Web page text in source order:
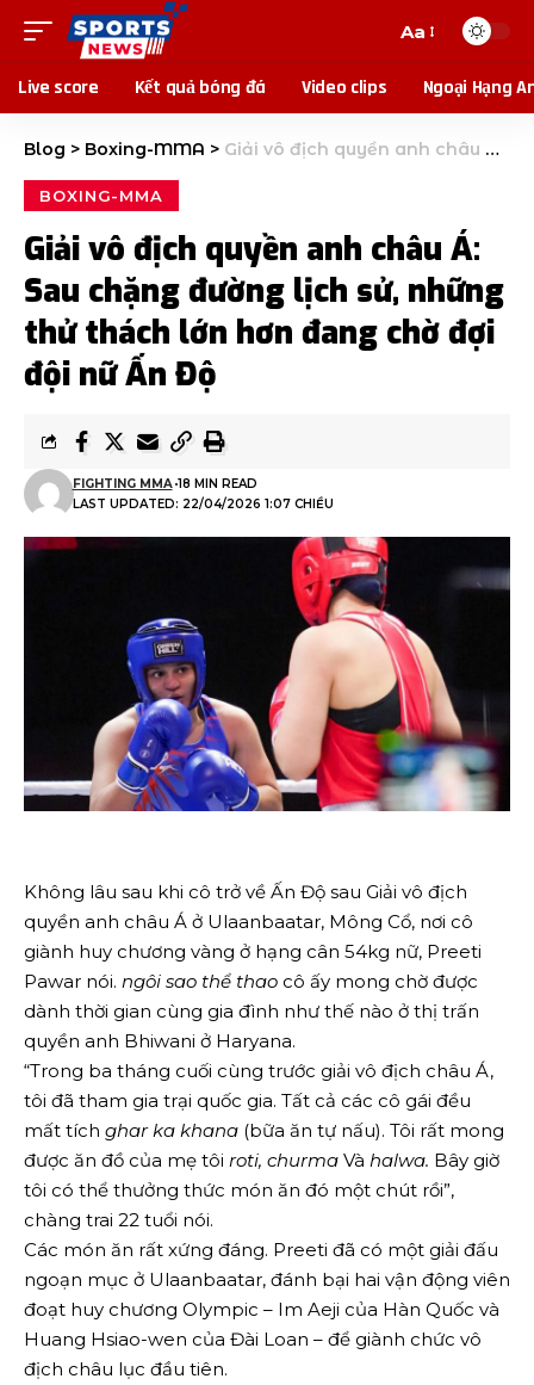
Aa
Live score Kết quả bóng đá Video clips Ngoại Hạng
Blog > Boxing-MMA > Giải vô địch quyền anh châu Á: Sau chặng đường lịch sử, những thử thách lớn hơn đang chờ đợi đội nữ Ấn Độ
BOXING-MMA
Giải vô địch quyền anh châu Á:
Sau chặng đường lịch sử, những
thử thách lớn hơn đang chờ đợi
đội nữ Ấn Độ
LAST UPDATED: 22/04/2026 1:07 CHIỀU
FIGHTING MMA 18 MIN READ
Không lâu sau khi cô trở về Ấn Độ sau Giải vô địch
quyền anh châu Á ở Ulaanbaatar, Mông Cổ, nơi cô
giành huy chương vàng ở hạng cân 54kg nữ, Preeti
Pawar nói. ngôi sao thể thao cô ấy mong chờ được
dành thời gian cùng gia đình như thế nào ở thị trấn
quyền anh Bhiwani ở Haryana.
“Trong ba tháng cuối cùng trước giải vô địch châu Á,
tôi đã tham gia trại quốc gia. Tất cả các cô gái đều
mất tích ghar ka khana (bữa ăn tự nấu). Tôi rất mong
được ăn đồ của mẹ tôi roti, churma Và halwa. Bây giờ
tôi có thể thưởng thức món ăn đó một chút rồi”,
chàng trai 22 tuổi nói.
Các món ăn rất xứng đáng. Preeti đã có một giải đấu
ngoạn mục ở Ulaanbaatar, đánh bại hai vận động viên
đoạt huy chương Olympic – Im Aeji của Hàn Quốc và
Huang Hsiao-wen của Đài Loan – để giành chức vô
địch châu lục đầu tiên.